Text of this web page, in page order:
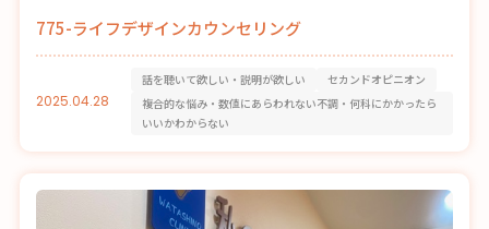
775-ライフデザインカウンセリング
2025.04.28
話を聴いて欲しい・説明が欲しい
セカンドオピニオン
複合的な悩み・数値にあらわれない不調・何科にかかったら
いいかわからない